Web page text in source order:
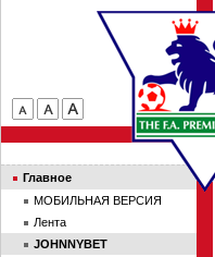
Главное
МОБИЛЬНАЯ ВЕРСИЯ
Лента
JOHNNYBET